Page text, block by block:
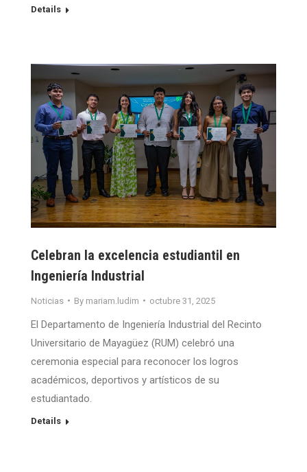
Details
Celebran la excelencia estudiantil en
Ingeniería Industrial
Noticias By mariam.ludim octubre 31, 2025
El Departamento de Ingeniería Industrial del Recinto
Universitario de Mayagüez (RUM) celebró una
ceremonia especial para reconocer los logros
académicos, deportivos y artísticos de su
estudiantado.
Details